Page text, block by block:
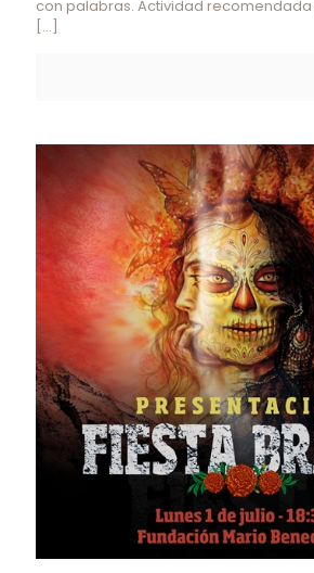
con palabras. Actividad recomendada
[…]